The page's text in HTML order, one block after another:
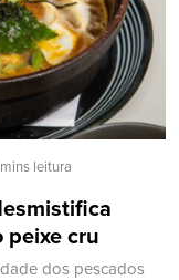
leitura
peixe cru
dos pescados